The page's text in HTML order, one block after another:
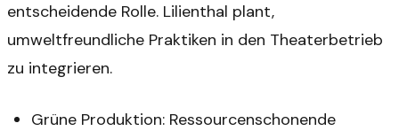
entscheidende Rolle. Lilienthal plant,
umweltfreundliche Praktiken in den Theaterbetrieb
zu integrieren.
Grüne Produktion: Ressourcenschonende